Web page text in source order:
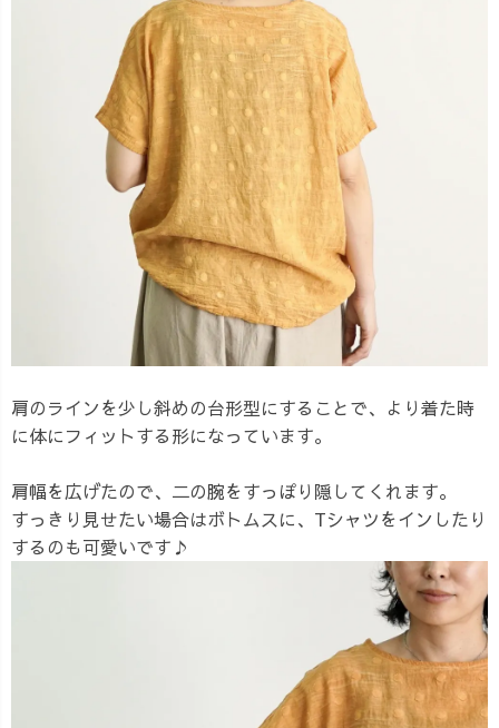
肩のラインを少し斜めの台形型にすることで、より着た時
に体にフィットする形になっています。
肩幅を広げたので、二の腕をすっぽり隠してくれます。
すっきり見せたい場合はボトムスに、Tシャツをインしたり
するのも可愛いです♪